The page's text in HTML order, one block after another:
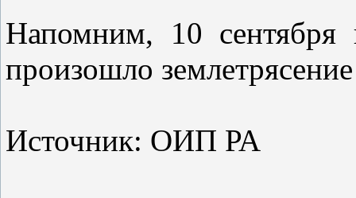
Напомним, 10 сентября
произошло
Источник: ОИП РА